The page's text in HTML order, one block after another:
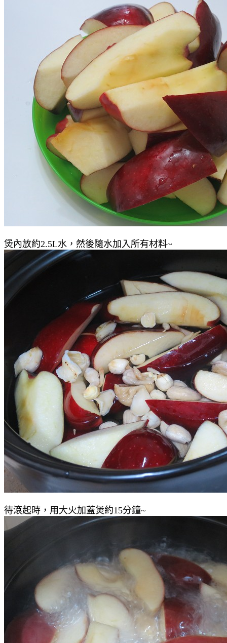
煲內放約2.5L水，然後隨水加入所有材料~
待滾起時，用大火加蓋煲約15分鐘~